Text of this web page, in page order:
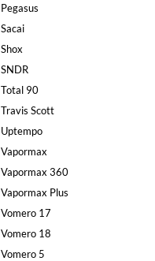
Pegasus
Sacai
Shox
SNDR
Total 90
Travis Scott
Uptempo
Vapormax
Vapormax 360
Vapormax Plus
Vomero 17
Vomero 18
Vomero 5